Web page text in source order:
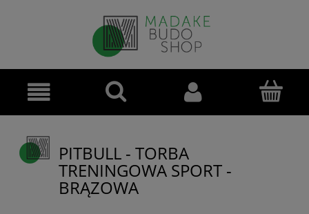
PITBULL - TORBA
TRENINGOWA SPORT -
BRĄZOWA